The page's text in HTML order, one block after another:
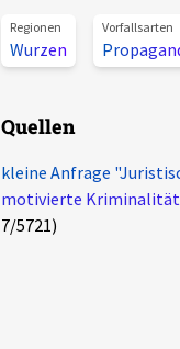
Regionen
Wurzen
Vorfallsarten
Quellen
kleine Anfrage
motivierte Kriminalität
7/5721)